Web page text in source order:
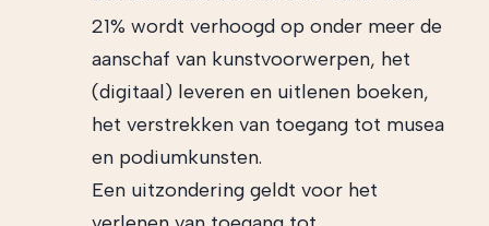
21% wordt verhoogd op onder meer de
aanschaf van kunstvoorwerpen, het
(digitaal) leveren en uitlenen boeken,
het verstrekken van toegang tot musea
en podiumkunsten.
Een uitzondering geldt voor het